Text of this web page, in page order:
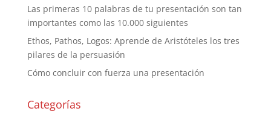
Las primeras 10 palabras de tu presentación son tan
importantes como las 10.000 siguientes
Ethos, Pathos, Logos: Aprende de Aristóteles los tres
pilares de la persuasión
Cómo concluir con fuerza una presentación
Categorías